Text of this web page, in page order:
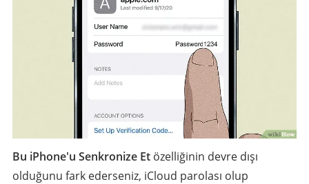
Bu iPhone'u Senkronize Et özelliğinin devre dışı
olduğunu fark ederseniz, iCloud parolası olup